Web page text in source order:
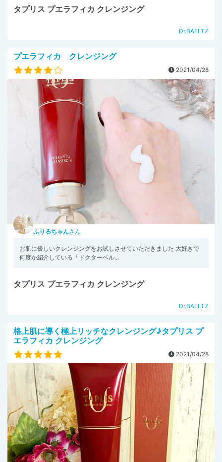
タプリス プエラフィカ クレンジング
Dr.BAELTZ
プエラフィカ クレンジング
2021/04/28
ふりるちゃんさん
お肌に優しいクレンジングをお試しさせていただきました 大好きで
何度か紹介している「ドクターベル...
タプリス プエラフィカ クレンジング
Dr.BAELTZ
格上肌に導く極上リッチなクレンジング♪タプリス プ
エラフィカ クレンジング
2021/04/28